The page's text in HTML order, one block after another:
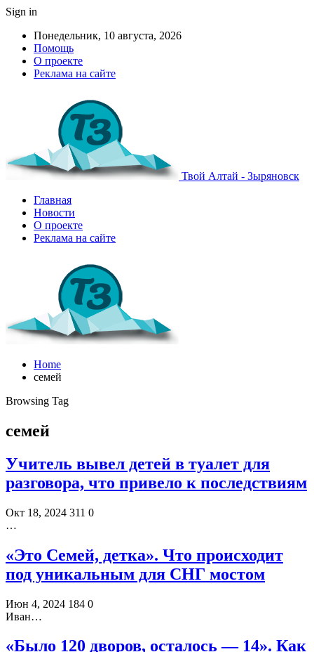
Sign in
Понедельник, 10 августа, 2026
Помощь
О проекте
Реклама на сайте
Твой Алтай - Зыряновск
Главная
Новости
О проекте
Реклама на сайте
Home
семей
Browsing Tag
семей
Учитель вывел детей в туалет для
разговора, что привело к последствиям
Окт 18, 2024 311 0
…
«Это Семей, детка». Что происходит
под уникальным для СНГ мостом
Июн 4, 2024 184 0
Иван…
«Было 120 дворов, осталось — 14». Как